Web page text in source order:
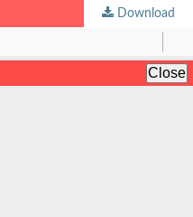
Download